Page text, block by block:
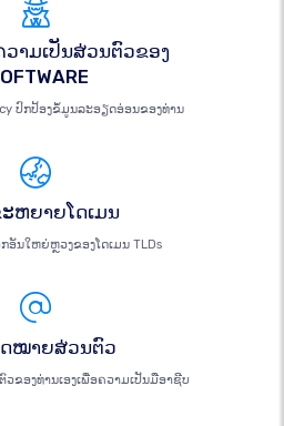
ວາມເປັນສ່ວນຕົວຂອງ
ປົກປ້ອງຂໍ້ມູນລະອຽດອ່ອນຂອງທ່ານ
ຫຍາຍໂດເມນ
ອັນໃຫຍ່ຫຼວງຂອງໂດເມນ TLDs
ດໝາຍສ່ວນຕົວ
ຂອງທ່ານເອງເພື່ອຄວາມເປັນມືອາຊີບ